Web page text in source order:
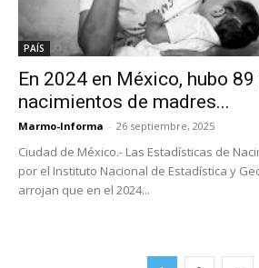
PAÍS
En 2024 en México, hubo
nacimientos de madres...
Marmo-Informa - 26 septiembre, 2025
Ciudad de México.- Las Estadísticas de
por el Instituto Nacional de Estadística y
arrojan que en el 2024...